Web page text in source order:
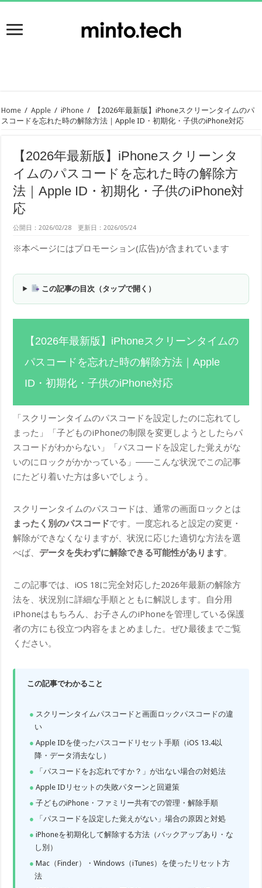
Home / Apple / iPhone /
【2026年最新版】iPhoneスクリーンタイムのパ
スコードを忘れた時の解除方法｜Apple ID・初期化・子供のiPhone対応
【2026年最新版】iPhoneスクリーンタ
イムのパスコードを忘れた時の解除方
法｜Apple ID・初期化・子供のiPhone対
応
公開日：2026/02/28 更新日：2026/05/24
※本ページにはプロモーション(広告)が含まれています
この記事の目次（タップで開く）
【2026年最新版】iPhoneスクリーンタイムの
パスコードを忘れた時の解除方法｜Apple
ID・初期化・子供のiPhone対応
「スクリーンタイムのパスコードを設定したのに忘れてし
まった」「子どものiPhoneの制限を変更しようとしたらパ
スコードがわからない」「パスコードを設定した覚えがな
いのにロックがかかっている」――こんな状況でこの記事
にたどり着いた方は多いでしょう。
スクリーンタイムのパスコードは、通常の画面ロックとは
まったく別のパスコードです。一度忘れると設定の変更・
解除ができなくなりますが、状況に応じた適切な方法を選
べば、データを失わずに解除できる可能性があります。
この記事では、iOS 18に完全対応した2026年最新の解除方
法を、状況別に詳細な手順とともに解説します。自分用
iPhoneはもちろん、お子さんのiPhoneを管理している保護
者の方にも役立つ内容をまとめました。ぜひ最後までご覧
ください。
この記事でわかること
スクリーンタイムパスコードと画面ロックパスコードの違
い
Apple IDを使ったパスコードリセット手順（iOS 13.4以
降・データ消去なし）
「パスコードをお忘れですか？」が出ない場合の対処法
Apple IDリセットの失敗パターンと回避策
子どものiPhone・ファミリー共有での管理・解除手順
「パスコードを設定した覚えがない」場合の原因と対処
iPhoneを初期化して解除する方法（バックアップあり・な
し別）
Mac（Finder）・Windows（iTunes）を使ったリセット方
法